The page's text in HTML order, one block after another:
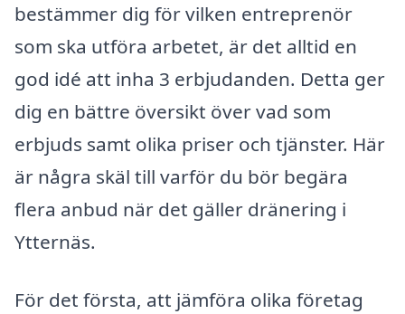
bestämmer dig för vilken entreprenör
som ska utföra arbetet, är det alltid en
god idé att inha 3 erbjudanden. Detta ger
dig en bättre översikt över vad som
erbjuds samt olika priser och tjänster. Här
är några skäl till varför du bör begära
flera anbud när det gäller dränering i
Ytternäs.
För det första, att jämföra olika företag